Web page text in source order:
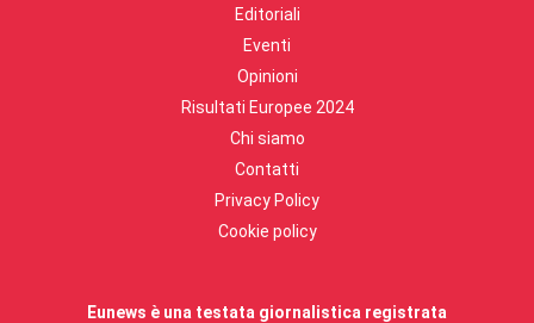
Editoriali
Eventi
Opinioni
Risultati Europee 2024
Chi siamo
Contatti
Privacy Policy
Cookie policy
Eunews è una testata giornalistica registrata